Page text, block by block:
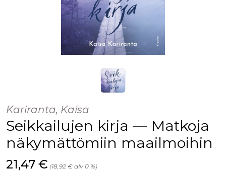
Kariranta, Kaisa
Seikkailujen kirja — Matkoja
näkymättömiin maailmoihin
Hinta nyt
21,47 € (18,92 € alv 0 %)